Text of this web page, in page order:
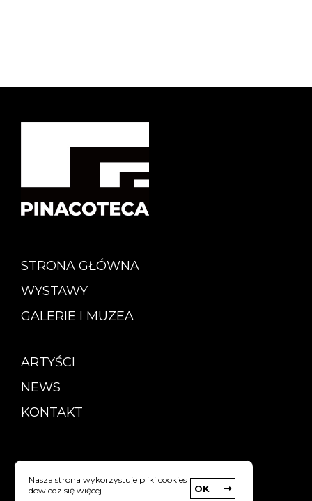
STRONA GŁÓWNA
WYSTAWY
GALERIE I MUZEA
ARTYŚCI
NEWS
KONTAKT
Copyright © Pinacoteca
Polityka prywatności
Nasza strona wykorzystuje pliki cookies
dowiedz się więcej.
OK